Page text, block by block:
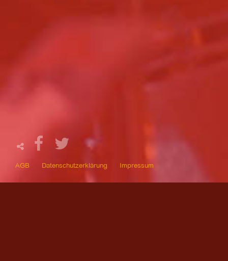
AGB Datenschutzerklärung Impressum